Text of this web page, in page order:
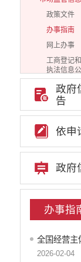
政策文件
办事指南
网上办事
工商登记
执法信息
公示公告
审批改革信息
财政信息公
审计结果公
住房保障信
云南省公共
减税降费信
医疗卫生机
旅游市场秩
政府
告
依申
政府
办事指
全国经营主
2026-02-04